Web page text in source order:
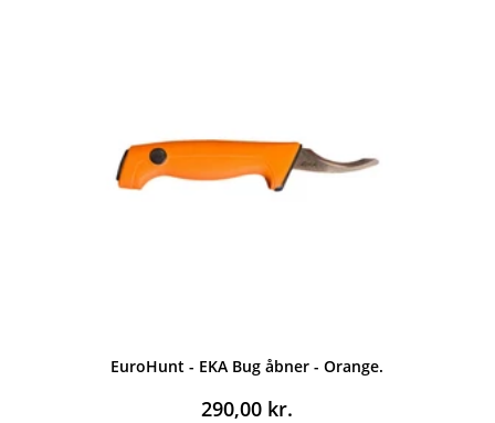
EuroHunt - EKA Bug åbner - Orange.
290,00 kr.